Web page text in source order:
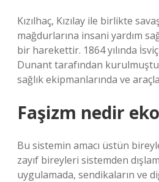
Kızılhaç, Kızılay ile birlikte
mağdurlarına insani yardım
bir harekettir. 1864 yılında
Dunant tarafından
sağlık ekipmanlarında ve
Faşizm nedir
Bu sistemin amacı üstün
zayıf bireyleri sistemden
uygulamada, sendikaların ve